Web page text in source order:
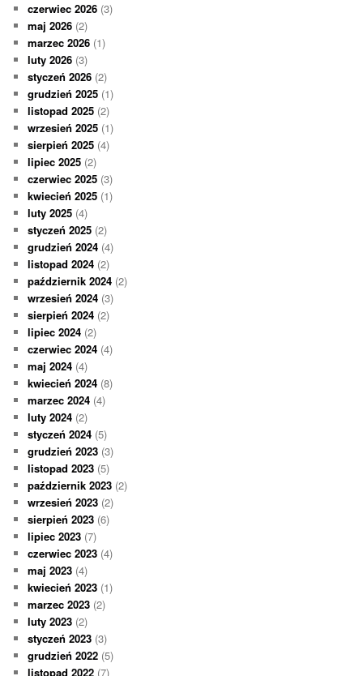
czerwiec 2026 (3)
maj 2026 (2)
marzec 2026 (1)
luty 2026 (3)
styczeń 2026 (2)
grudzień 2025 (1)
listopad 2025 (2)
wrzesień 2025 (1)
sierpień 2025 (4)
lipiec 2025 (2)
czerwiec 2025 (3)
kwiecień 2025 (1)
luty 2025 (4)
styczeń 2025 (2)
grudzień 2024 (4)
listopad 2024 (2)
październik 2024 (2)
wrzesień 2024 (3)
sierpień 2024 (2)
lipiec 2024 (2)
czerwiec 2024 (4)
maj 2024 (4)
kwiecień 2024 (8)
marzec 2024 (4)
luty 2024 (2)
styczeń 2024 (5)
grudzień 2023 (3)
listopad 2023 (5)
październik 2023 (2)
wrzesień 2023 (2)
sierpień 2023 (6)
lipiec 2023 (7)
czerwiec 2023 (4)
maj 2023 (4)
kwiecień 2023 (1)
marzec 2023 (2)
luty 2023 (2)
styczeń 2023 (3)
grudzień 2022 (5)
listopad 2022 (7)